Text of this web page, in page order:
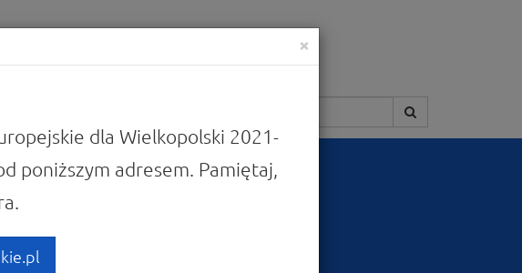
„Fundusze
×
dla Wielkopolski 2021-
poniższym adresem. Pamiętaj,